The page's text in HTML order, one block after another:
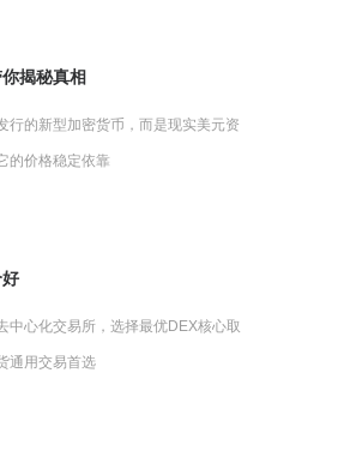
揭秘真相
行的新型加密货币，而是现实美元资
的价格稳定依靠
中心化交易所，选择最优DEX核心取
通用交易首选